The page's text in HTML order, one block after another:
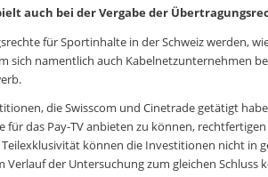
auch bei der Vergabe der
für Sportinhalte in der Schweiz werden,
sich namentlich auch Kabelnetzunternehmen
die Swisscom und Cinetrade getätigt
das Pay-TV anbieten zu können,
können die Investitionen nicht in
Verlauf der Untersuchung zum gleichen Schluss